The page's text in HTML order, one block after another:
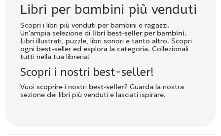
Libri per bambini più venduti
Scopri i libri più venduti per bambini e ragazzi.
Un'ampia selezione di libri best-seller per bambini.
Libri illustrati, puzzle, libri sonori e tanto altro. Scopri
ogni best-seller ed esplora la categoria. Collezionali
tutti nella tua libreria!
Scopri i nostri best-seller!
Vuoi scoprire i nostri best-seller? Guarda la nostra
sezione dei libri più venduti e lasciati ispirare.